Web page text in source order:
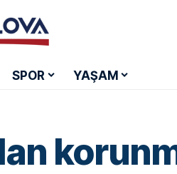
SPOR YAŞAM